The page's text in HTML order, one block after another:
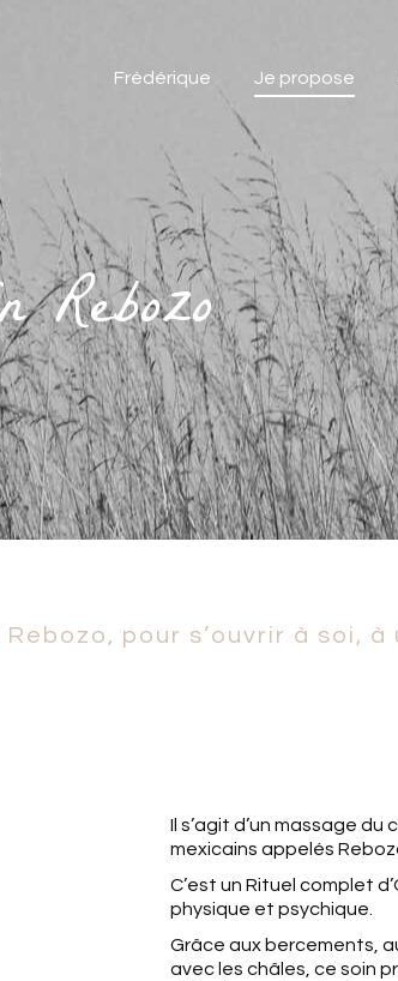
Frédérique Je propose
Rebozo
Rebozo, pour s’ouvrir à soi,
Il s’agit d’un massage
mexicains appelés
C’est un Rituel complet
physique et psychique.
Grâce aux bercements,
avec les châles, ce soin